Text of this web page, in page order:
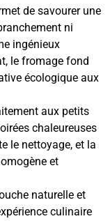
de savourer une
ni
ingénieux
le fromage fond
écologique aux
aux petits
chaleureuses
le nettoyage, et la
et
naturelle et
culinaire